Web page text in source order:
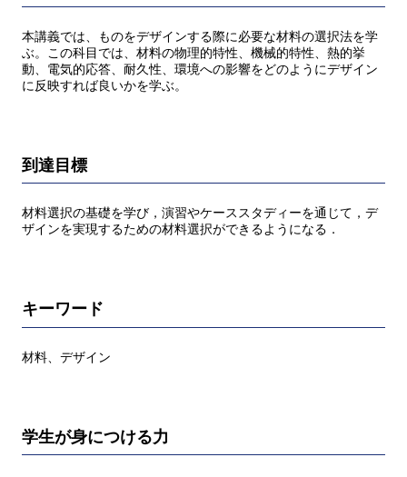
本講義では、ものをデザインする際に必要な材料の選択法を学
ぶ。この科目では、材料の物理的特性、機械的特性、熱的挙
動、電気的応答、耐久性、環境への影響をどのようにデザイン
に反映すれば良いかを学ぶ。
到達目標
材料選択の基礎を学び，演習やケーススタディーを通じて，デ
ザインを実現するための材料選択ができるようになる．
キーワード
材料、デザイン
学生が身につける力